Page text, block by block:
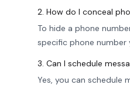
2. How do I conceal
To hide a phone
specific phone
3. Can I schedule
Yes, you can schedule